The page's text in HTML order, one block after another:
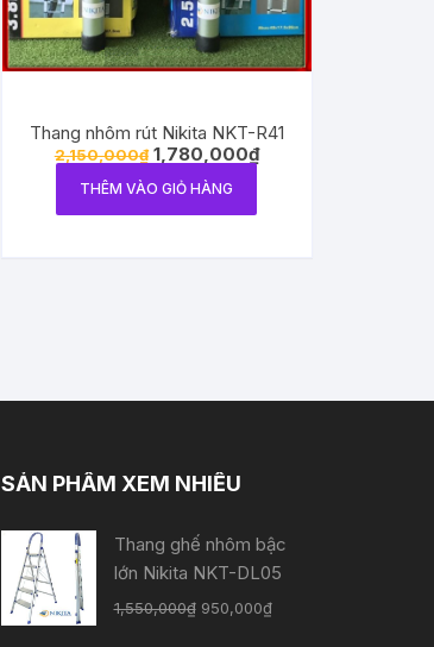
Thang nhôm rút Nikita NKT-R41
2,150,000₫ 1,780,000₫
THÊM VÀO GIỎ HÀNG
SẢN PHẨM XEM NHIỀU
Thang ghế nhôm bậc
lớn Nikita NKT-DL05
1,550,000₫ 950,000₫